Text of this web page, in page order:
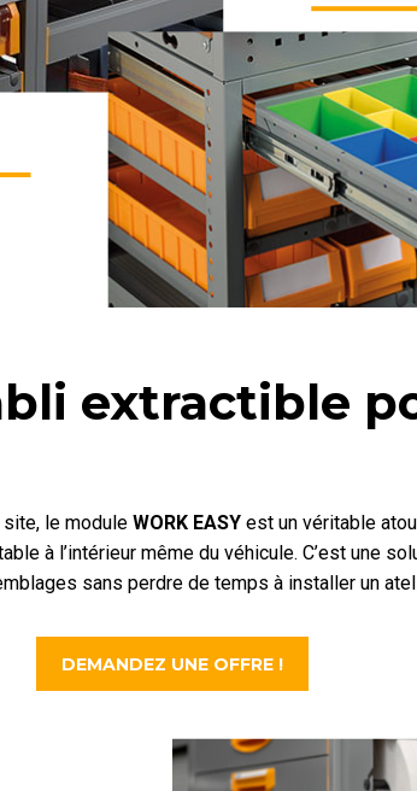
extractible
le module WORK EASY est un véritable
à l’intérieur même du véhicule. C’est une
sans perdre de temps à installer un
DEMANDEZ UNE OFFRE !